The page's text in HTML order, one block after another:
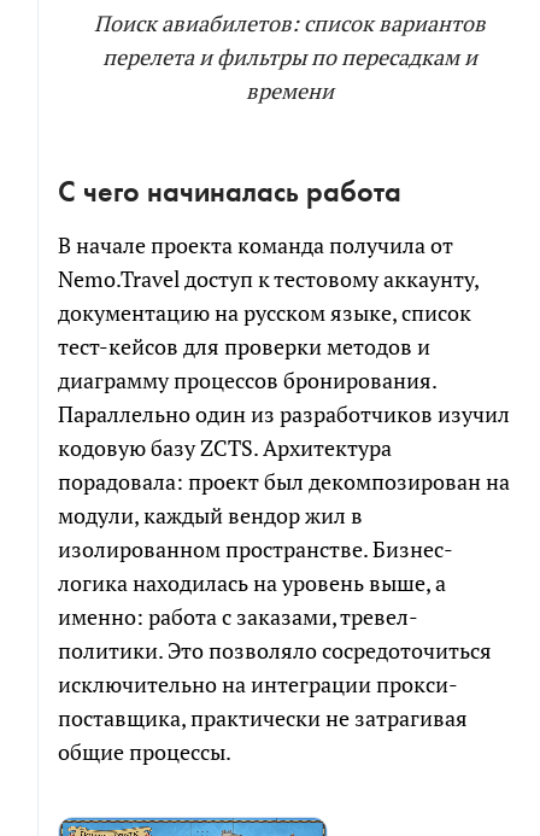
Поиск авиабилетов: список вариантов
перелета и фильтры по пересадкам и
времени
С чего начиналась работа
В начале проекта команда получила от
Nemo.Travel доступ к тестовому аккаунту,
документацию на русском языке, список
тест-кейсов для проверки методов и
диаграмму процессов бронирования.
Параллельно один из разработчиков изучил
кодовую базу ZCTS. Архитектура
порадовала: проект был декомпозирован на
модули, каждый вендор жил в
изолированном пространстве. Бизнес-
логика находилась на уровень выше, а
именно: работа с заказами, тревел-
политики. Это позволяло сосредоточиться
исключительно на интеграции прокси-
поставщика, практически не затрагивая
общие процессы.